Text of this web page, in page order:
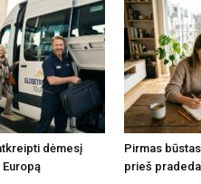
dėmesį
Europą
Pirmas
prieš